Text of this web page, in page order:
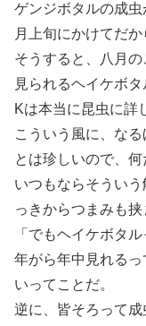
ゲンジボタルの成
月上旬にかけてだか
そうすると、八月
見られるヘイケボタ
Kは本当に昆虫に詳
こういう風に、な
とは珍しいので、何
いつもならそうい
っきからつまみも挟
「でもヘイケボタ
年がら年中見れる
いってことだ。
逆に、皆そろって